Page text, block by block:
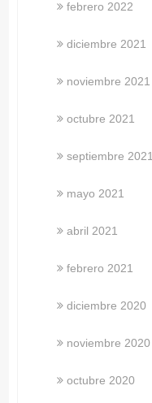
febrero 2022
diciembre 2021
noviembre 2021
octubre 2021
septiembre 2021
mayo 2021
abril 2021
febrero 2021
diciembre 2020
noviembre 2020
octubre 2020